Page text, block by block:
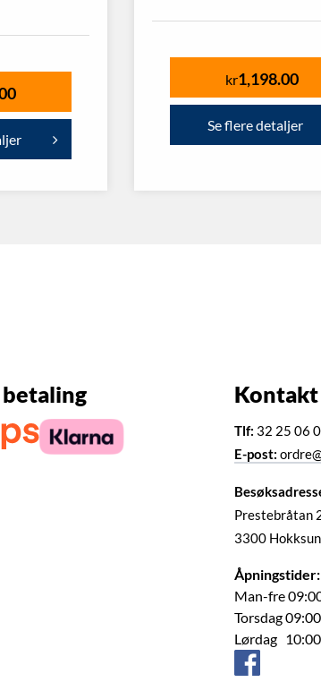
kr1,198.00
Se flere detaljer
Kontakt
Tlf: 32 25 06
E-post:
Prestebråtan
3300
Åpningstider:
Man-fre
Torsdag
Lørdag